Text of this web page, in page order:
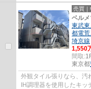
の賃貸マンションをお探
売買｜
ベル
東武東
都電荒
埼京線
1,550
間取:
東京都
外観タイル張りなら、汚
IH調理器を使用したキ